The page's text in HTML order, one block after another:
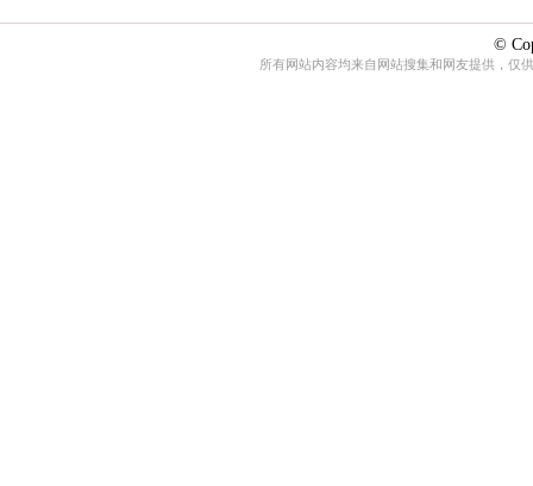
©
所有网站内容均来自网站搜集和网友提供，仅